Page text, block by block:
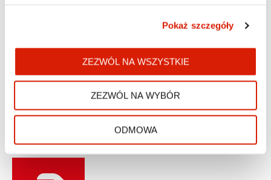
Pokaż szczegóły
ZEZWÓL NA WSZYSTKIE
ZEZWÓL NA WYBÓR
ODMOWA